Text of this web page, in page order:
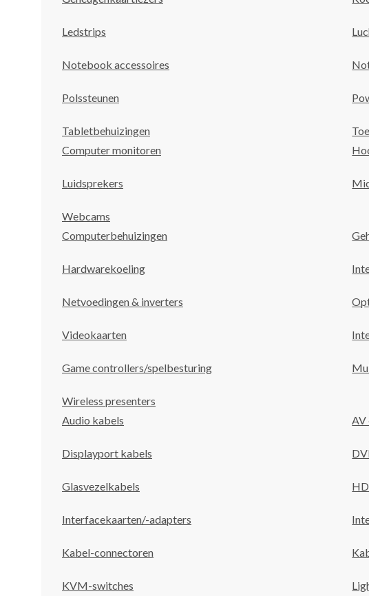
Ledstrips
Notebook accessoires
Polssteunen
Tabletbehuizingen
Computer monitoren
Luidsprekers
Webcams
Computerbehuizingen
Hardwarekoeling
Netvoedingen & inverters
Videokaarten
Game controllers/spelbesturing
Wireless presenters
Audio kabels
AV
Displayport kabels
Glasvezelkabels
Interfacekaarten/-adapters
Kabel-connectoren
KVM-switches